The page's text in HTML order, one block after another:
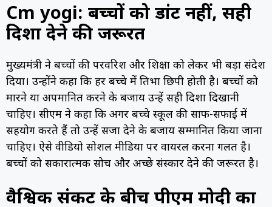
Cm yogi: बच्चों को डांट नहीं, सही
दिशा देने की जरूरत
मुख्यमंत्री ने बच्चों की परवरिश और शिक्षा को लेकर भी बड़ा संदेश
दिया। उन्होंने कहा कि हर बच्चे में प्रतिभा छिपी होती है। बच्चों को
मारने या अपमानित करने के बजाय उन्हें सही दिशा दिखानी
चाहिए। सीएम ने कहा कि अगर बच्चे स्कूल की साफ-सफाई में
सहयोग करते हैं तो उन्हें सजा देने के बजाय सम्मानित किया जाना
चाहिए। ऐसे वीडियो सोशल मीडिया पर वायरल करना गलत है।
बच्चों को सकारात्मक सोच और अच्छे संस्कार देने की जरूरत है।
वैश्विक संकट के बीच पीएम मोदी का